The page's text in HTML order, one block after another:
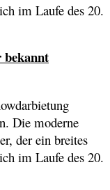
im Laufe des 20.
bekannt
Die moderne
der ein breites
im Laufe des 20.